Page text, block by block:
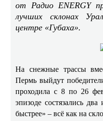
от РадиоENERGY
лучших склонах
центре «Губаха».
На снежные трассы
Пермь выйдут
проходила с 8 по 26
эпизоде состязались
быстрее» – всё как на